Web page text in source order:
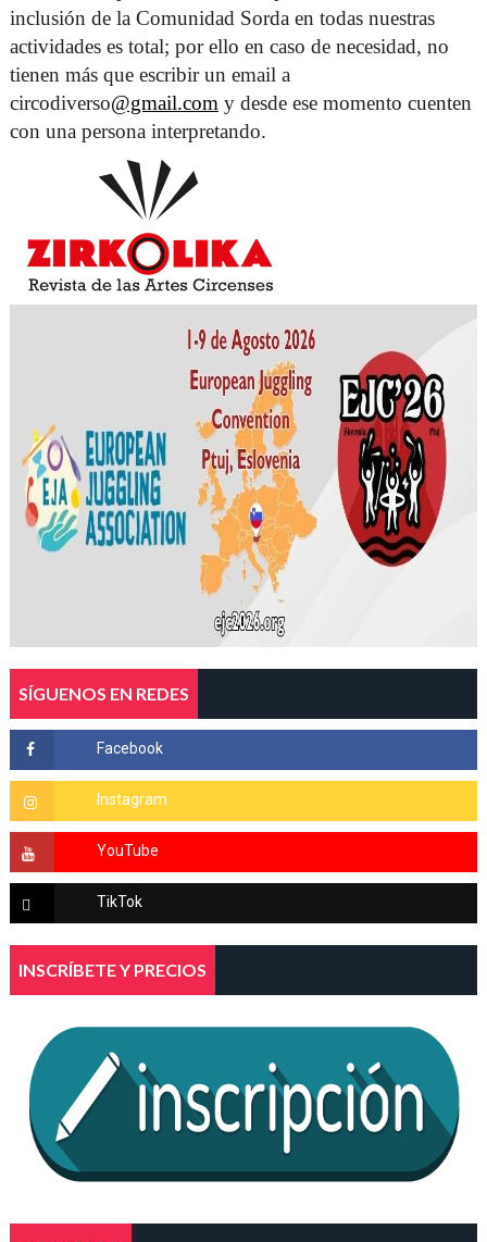
inclusión de la Comunidad Sorda en todas nuestras
actividades es total; por ello en caso de necesidad, no
tienen más que escribir un email a
circodiverso@gmail.com y desde ese momento cuenten
con una persona interpretando.
SÍGUENOS EN REDES
INSCRÍBETE Y PRECIOS